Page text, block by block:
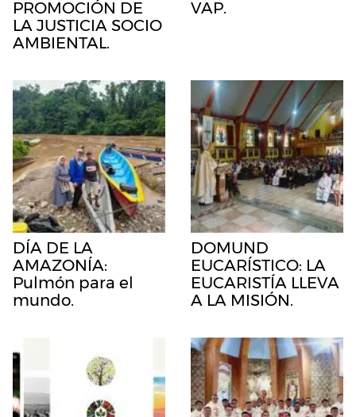
PROMOCIÓN DE
LA JUSTICIA SOCIO
AMBIENTAL.
VAP.
DÍA DE LA
AMAZONÍA:
Pulmón para el
mundo.
DOMUND
EUCARÍSTICO: LA
EUCARISTÍA LLEVA
A LA MISIÓN.